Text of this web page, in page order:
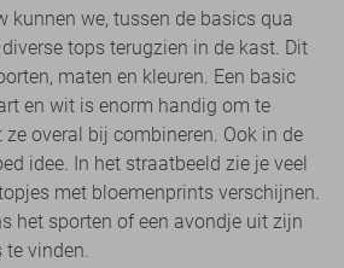
kunnen we, tussen de basics qua
tops terugzien in de kast. Dit
maten en kleuren. Een basic
en wit is enorm handig om te
overal bij combineren. Ook in de
idee. In het straatbeeld zie je veel
met bloemenprints verschijnen.
het sporten of een avondje uit zijn
te vinden.